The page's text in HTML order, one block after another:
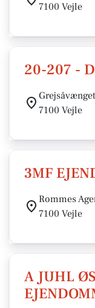
7100 Vejle
20-207 -
7100 Vejle
3MF
Rommes
7100 Vejle
A JUHL